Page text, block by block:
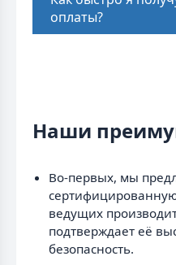
оплаты?
Наши
Во-первых, мы
ведущих
подтверждает её
безопасность.